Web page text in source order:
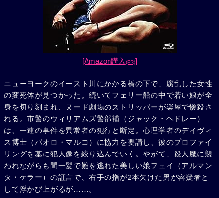
[Amazon購入 (PR)]
ニューヨークのイースト川にかかる橋の下で、腐乱した女性
の変死体が見つかった。続いてフェリー船の中で若い娘が全
身を切り刻まれ、ヌード劇場のストリッパーが楽屋で惨殺さ
れる。市警のウィリアムズ警部補（ジャック・ヘドレー）
は、一連の事件を異常者の犯行と断定。心理学者のデイヴィ
ス博士（パオロ・マルコ）に協力を要請し、彼のプロファイ
リングを基に犯人像を絞り込んでいく。やがて、殺人魔に襲
われながらも間一髪で難を逃れた美しい娘フェイ（アルマン
タ・ケラー）の証言で、右手の指が2本欠けた男が容疑者と
して浮かび上がるが……。